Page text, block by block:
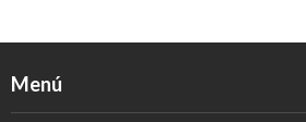
Menú